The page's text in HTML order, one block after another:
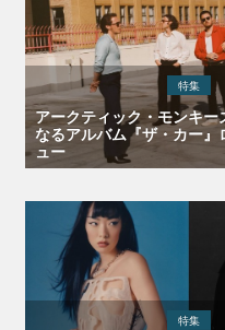
特集
アークティック・モンキー
なるアルバム『ザ・カー』
ュー
特集